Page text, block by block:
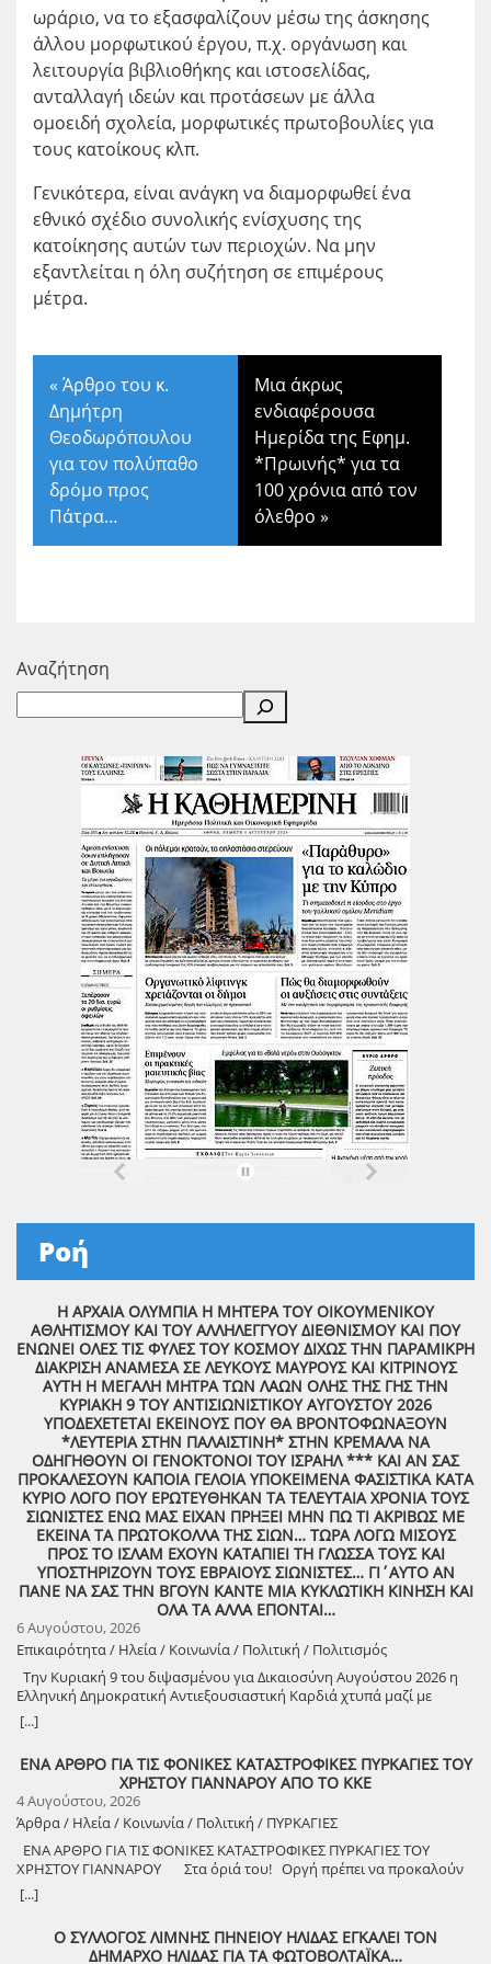
ωράριο, να το εξασφαλίζουν μέσω της άσκησης
άλλου μορφωτικού έργου, π.χ. οργάνωση και
λειτουργία βιβλιοθήκης και ιστοσελίδας,
ανταλλαγή ιδεών και προτάσεων με άλλα
ομοειδή σχολεία, μορφωτικές πρωτοβουλίες για
τους κατοίκους κλπ.
Γενικότερα, είναι ανάγκη να διαμορφωθεί ένα
εθνικό σχέδιο συνολικής ενίσχυσης της
κατοίκησης αυτών των περιοχών. Να μην
εξαντλείται η όλη συζήτηση σε επιμέρους
μέτρα.
« Άρθρο του κ.
Δημήτρη
Θεοδωρόπουλου
για τον πολύπαθο
δρόμο προς
Πάτρα…
Μια άκρως
ενδιαφέρουσα
Ημερίδα της Εφημ.
*Πρωινής* για τα
100 χρόνια από τον
όλεθρο »
Αναζήτηση
Ροή
Η ΑΡΧΑΙΑ ΟΛΥΜΠΙΑ Η ΜΗΤΕΡΑ ΤΟΥ ΟΙΚΟΥΜΕΝΙΚΟΥ
ΑΘΛΗΤΙΣΜΟΥ ΚΑΙ ΤΟΥ ΑΛΛΗΛΕΓΓΥΟΥ ΔΙΕΘΝΙΣΜΟΥ ΚΑΙ ΠΟΥ
ΕΝΩΝΕΙ ΟΛΕΣ ΤΙΣ ΦΥΛΕΣ ΤΟΥ ΚΟΣΜΟΥ ΔΙΧΩΣ ΤΗΝ ΠΑΡΑΜΙΚΡΗ
ΔΙΑΚΡΙΣΗ ΑΝΑΜΕΣΑ ΣΕ ΛΕΥΚΟΥΣ ΜΑΥΡΟΥΣ ΚΑΙ ΚΙΤΡΙΝΟΥΣ
ΑΥΤΗ Η ΜΕΓΑΛΗ ΜΗΤΡΑ ΤΩΝ ΛΑΩΝ ΟΛΗΣ ΤΗΣ ΓΗΣ ΤΗΝ
ΚΥΡΙΑΚΗ 9 ΤΟΥ ΑΝΤΙΣΙΩΝΙΣΤΙΚΟΥ ΑΥΓΟΥΣΤΟΥ 2026
ΥΠΟΔΕΧΕΤΕΤΑΙ ΕΚΕΙΝΟΥΣ ΠΟΥ ΘΑ ΒΡΟΝΤΟΦΩΝΑΞΟΥΝ
*ΛΕΥΤΕΡΙΑ ΣΤΗΝ ΠΑΛΑΙΣΤΙΝΗ* ΣΤΗΝ ΚΡΕΜΑΛΑ ΝΑ
ΟΔΗΓΗΘΟΥΝ ΟΙ ΓΕΝΟΚΤΟΝΟΙ ΤΟΥ ΙΣΡΑΗΛ *** ΚΑΙ ΑΝ ΣΑΣ
ΠΡΟΚΑΛΕΣΟΥΝ ΚΑΠΟΙΑ ΓΕΛΟΙΑ ΥΠΟΚΕΙΜΕΝΑ ΦΑΣΙΣΤΙΚΑ ΚΑΤΑ
ΚΥΡΙΟ ΛΟΓΟ ΠΟΥ ΕΡΩΤΕΥΘΗΚΑΝ ΤΑ ΤΕΛΕΥΤΑΙΑ ΧΡΟΝΙΑ ΤΟΥΣ
ΣΙΩΝΙΣΤΕΣ ΕΝΩ ΜΑΣ ΕΙΧΑΝ ΠΡΗΞΕΙ ΜΗΝ ΠΩ ΤΙ ΑΚΡΙΒΩΣ ΜΕ
ΕΚΕΙΝΑ ΤΑ ΠΡΩΤΟΚΟΛΛΑ ΤΗΣ ΣΙΩΝ… ΤΩΡΑ ΛΟΓΩ ΜΙΣΟΥΣ
ΠΡΟΣ ΤΟ ΙΣΛΑΜ ΕΧΟΥΝ ΚΑΤΑΠΙΕΙ ΤΗ ΓΛΩΣΣΑ ΤΟΥΣ ΚΑΙ
ΥΠΟΣΤΗΡΙΖΟΥΝ ΤΟΥΣ ΕΒΡΑΙΟΥΣ ΣΙΩΝΙΣΤΕΣ… ΓΙ΄ΑΥΤΟ ΑΝ
ΠΑΝΕ ΝΑ ΣΑΣ ΤΗΝ ΒΓΟΥΝ ΚΑΝΤΕ ΜΙΑ ΚΥΚΛΩΤΙΚΗ ΚΙΝΗΣΗ ΚΑΙ
ΟΛΑ ΤΑ ΑΛΛΑ ΕΠΟΝΤΑΙ…
6 Αυγούστου, 2026
Επικαιρότητα / Ηλεία / Κοινωνία / Πολιτική / Πολιτισμός
Την Κυριακή 9 του διψασμένου για Δικαιοσύνη Αυγούστου 2026 η
Ελληνική Δημοκρατική Αντιεξουσιαστική Καρδιά χτυπά μαζί με
ΟΛΟΥΣ τους Συναγωνιστές για την Παλαιστίνη μέρα Μνήμης και
Αγώνα!
[...]
ΕΝΑ ΑΡΘΡΟ ΓΙΑ ΤΙΣ ΦΟΝΙΚΕΣ ΚΑΤΑΣΤΡΟΦΙΚΕΣ ΠΥΡΚΑΓΙΕΣ ΤΟΥ
ΧΡΗΣΤΟΥ ΓΙΑΝΝΑΡΟΥ ΑΠΟ ΤΟ ΚΚΕ
4 Αυγούστου, 2026
Άρθρα / Ηλεία / Κοινωνία / Πολιτική / ΠΥΡΚΑΓΙΕΣ
ΕΝΑ ΑΡΘΡΟ ΓΙΑ ΤΙΣ ΦΟΝΙΚΕΣ ΚΑΤΑΣΤΡΟΦΙΚΕΣ ΠΥΡΚΑΓΙΕΣ ΤΟΥ
ΧΡΗΣΤΟΥ ΓΙΑΝΝΑΡΟΥ Στα όριά του! Οργή πρέπει να προκαλούν
τα αναμασήματα του πρωθυπουργού και κυβερνητικών στελεχών,
που παίζουν την κασέτα της «κλιματικής αλλαγής» και της ατομικής
Αποκορύφωμα ήταν η δήλωση του υπουργού Πολιτικής Προστασίας,
[...]
Ο ΣΥΛΛΟΓΟΣ ΛΙΜΝΗΣ ΠΗΝΕΙΟΥ ΗΛΙΔΑΣ ΕΓΚΑΛΕΙ ΤΟΝ
ΔΗΜΑΡΧΟ ΗΛΙΔΑΣ ΓΙΑ ΤΑ ΦΩΤΟΒΟΛΤΑΪΚΑ…